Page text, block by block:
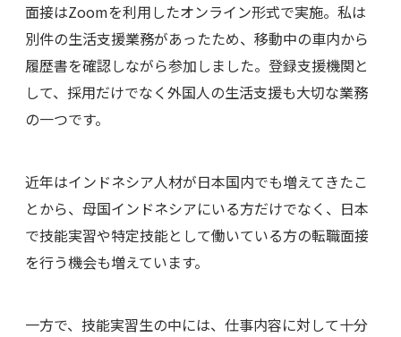
面接はZoomを利用したオンライン形式で実施。私は
別件の生活支援業務があったため、移動中の車内から
履歴書を確認しながら参加しました。登録支援機関と
して、採用だけでなく外国人の生活支援も大切な業務
の一つです。
近年はインドネシア人材が日本国内でも増えてきたこ
とから、母国インドネシアにいる方だけでなく、日本
で技能実習や特定技能として働いている方の転職面接
を行う機会も増えています。
一方で、技能実習生の中には、仕事内容に対して十分